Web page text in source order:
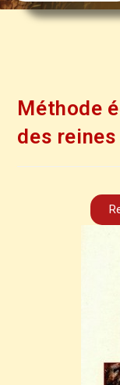
Méthode
des reines